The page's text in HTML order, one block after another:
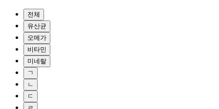
전체
유산균
오메가
비타민
미네랄
ㄱ
ㄴ
ㄷ
ㄹ